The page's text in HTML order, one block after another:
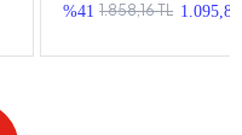
%41 1.858,16 TL